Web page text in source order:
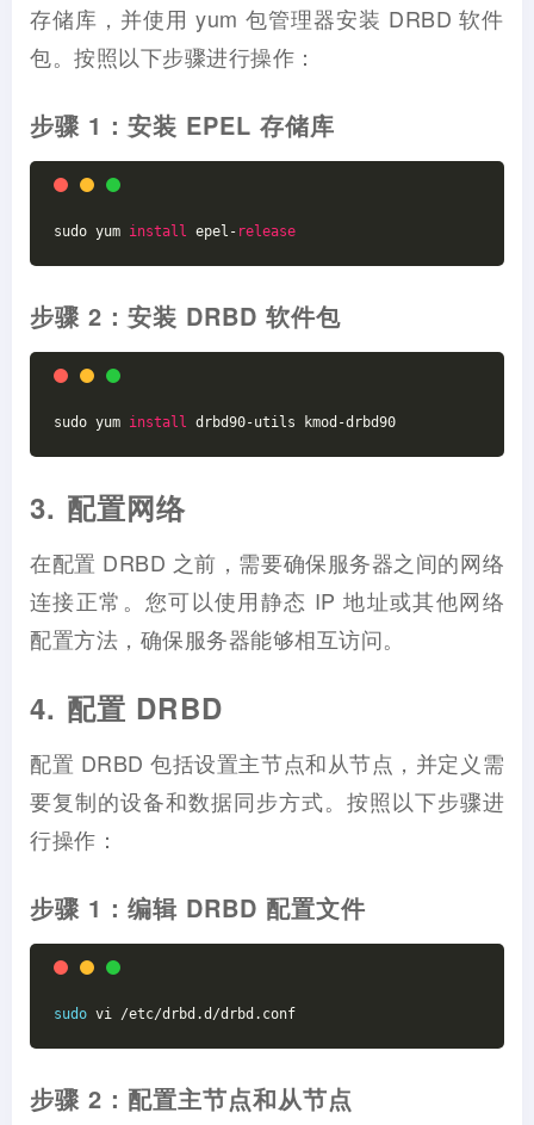
存储库，并使用 yum 包管理器安装 DRBD 软件
包。按照以下步骤进行操作：
步骤 1：安装 EPEL 存储库
sudo yum install epel- release
步骤 2：安装 DRBD 软件包
sudo yum install drbd90-utils kmod-drbd90
3. 配置网络
在配置 DRBD 之前，需要确保服务器之间的网络
连接正常。您可以使用静态 IP 地址或其他网络
配置方法，确保服务器能够相互访问。
4. 配置 DRBD
配置 DRBD 包括设置主节点和从节点，并定义需
要复制的设备和数据同步方式。按照以下步骤进
行操作：
步骤 1：编辑 DRBD 配置文件
sudo vi /etc/drbd.d/drbd.conf
步骤 2：配置主节点和从节点